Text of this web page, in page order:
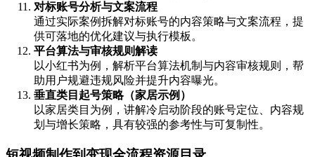
对标账号分析与文案流程
通过实际案例拆解对标账号的内容策略与文案流程，提
供可落地的优化建议与执行模板。
平台算法与审核规则解读
以小红书为例，解析平台算法机制与内容审核规则，帮
助用户规避违规风险并提升内容曝光。
垂直类目起号策略（家居示例）
以家居类目为例，讲解冷启动阶段的账号定位、内容规
划与增长策略，具有较强的参考性与可复制性。